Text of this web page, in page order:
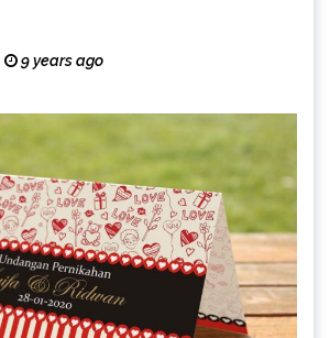
9 years ago